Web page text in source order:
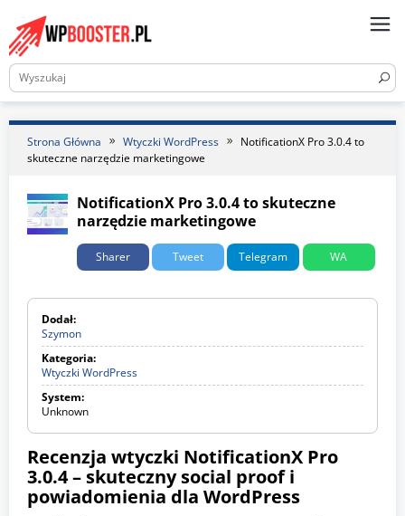
content
Strona Główna Wtyczki WordPress
NotificationX Pro 3.0.4 to
skuteczne narzędzie marketingowe
NotificationX Pro 3.0.4 to skuteczne
narzędzie marketingowe
Sharer Tweet Telegram WA
Dodał:
Szymon
Kategoria:
Wtyczki WordPress
t
z
i
W
o
r
System:
Unknown
Recenzja wtyczki NotificationX Pro
3.0.4 – skuteczny social proof i
powiadomienia dla WordPress